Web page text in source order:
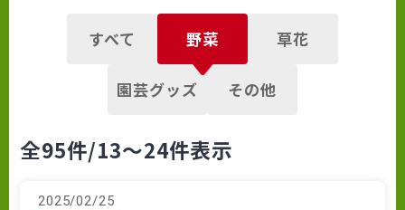
すべて 野菜 草花
園芸グッズ その他
全95件/13～24件表示
2025/02/25